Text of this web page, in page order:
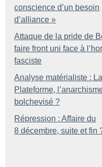
conscience d’un besoin
d’alliance »
Attaque de la pride de
faire front uni face à
fasciste
Analyse matérialiste : La
Plateforme,
bolchevisé ?
Répression : Affaire du
8 décembre, suite et fin